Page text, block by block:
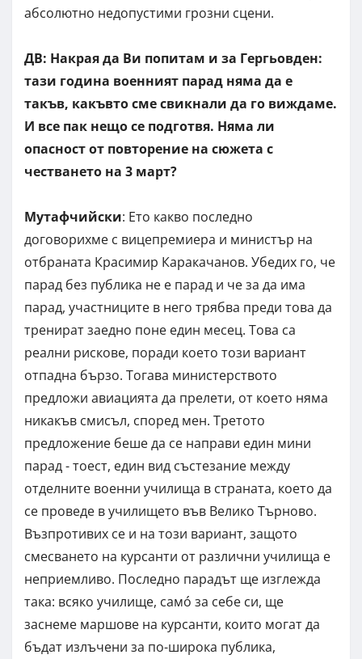
абсолютно недопустими грозни сцени.
ДВ: Накрая да Ви попитам и за Гергьовден:
тази година военният парад няма да е
такъв, какъвто сме свикнали да го виждаме.
И все пак нещо се подготвя. Няма ли
опасност от повторение на сюжета с
честването на 3 март?
Мутафчийски: Ето какво последно
договорихме с вицепремиера и министър на
отбраната Красимир Каракачанов. Убедих го, че
парад без публика не е парад и че за да има
парад, участниците в него трябва преди това да
тренират заедно поне един месец. Това са
реални рискове, поради което този вариант
отпадна бързо. Тогава министерството
предложи авиацията да прелети, от което няма
никакъв смисъл, според мен. Третото
предложение беше да се направи един мини
парад - тоест, един вид състезание между
отделните военни училища в страната, което да
се проведе в училището във Велико Търново.
Възпротивих се и на този вариант, защото
смесването на курсанти от различни училища е
неприемливо. Последно парадът ще изглежда
така: всяко училище, самó за себе си, ще
заснеме маршове на курсанти, които могат да
бъдат излъчени за по-широка публика,